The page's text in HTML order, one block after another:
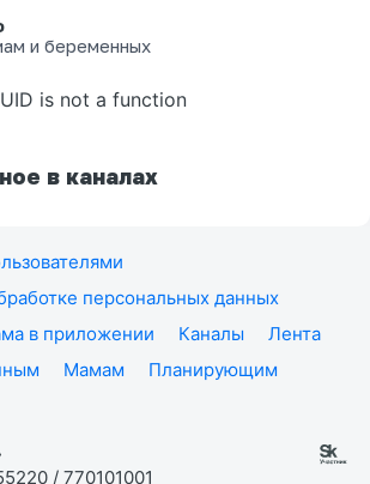
и беременных
странице
is not a function
в каналах
персональных данных
в приложении Каналы
Лента
Мамам
Планирующим
/ 770101001